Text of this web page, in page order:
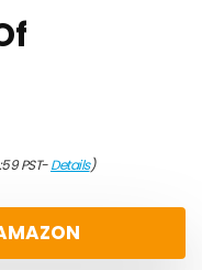
PST-Details)